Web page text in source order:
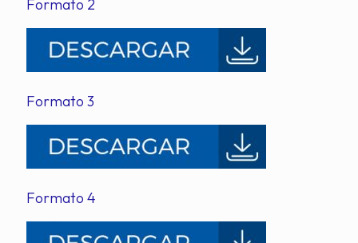
Formato 2
Formato 3
Formato 4